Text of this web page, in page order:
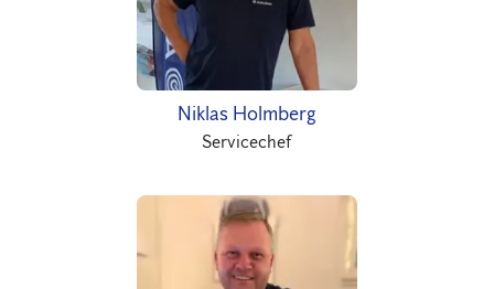
Niklas Holmberg
Servicechef